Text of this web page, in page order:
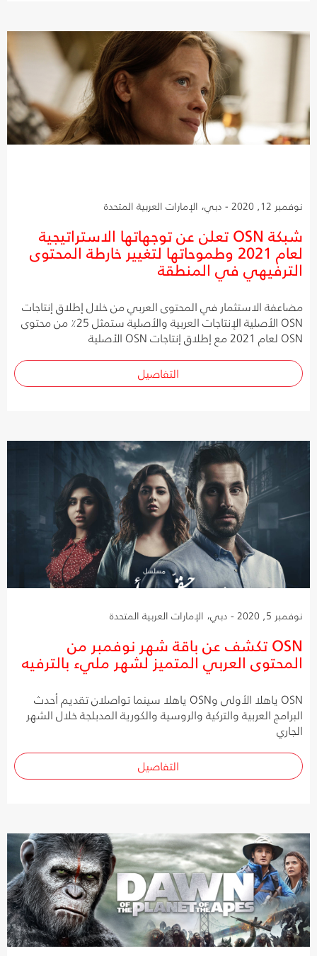
نوفمبر 12, 2020 - دبي، الإمارات العربية المتحدة
شبكة OSN تعلن عن توجهاتها الاستراتيجية
لعام 2021 وطموحاتها لتغيير خارطة المحتوى
الترفيهي في المنطقة
مضاعفة الاستثمار في المحتوى العربي من خلال إطلاق إنتاجات
OSN الأصلية الإنتاجات العربية والأصلية ستمثل 25٪ من محتوى
OSN لعام 2021 مع إطلاق إنتاجات OSN الأصلية
التفاصيل
نوفمبر 5, 2020 - دبي، الإمارات العربية المتحدة
OSN تكشف عن باقة شهر نوفمبر من
المحتوى العربي المتميز لشهر مليء بالترفيه
OSN ياهلا الأولى وOSN ياهلا سينما تواصلان تقديم أحدث
البرامج العربية والتركية والروسية والكورية المدبلجة خلال الشهر
الجاري
التفاصيل